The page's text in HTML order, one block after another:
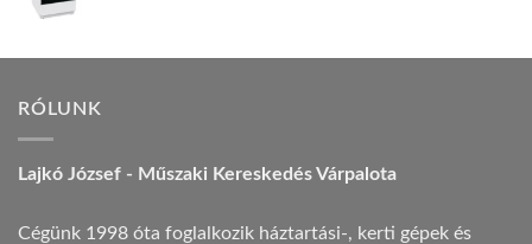
164.990 Ft.159.990 Ft.
RÓLUNK
Lajkó József - Műszaki Kereskedés Várpalota
Cégünk 1998 óta foglalkozik háztartási-, kerti gépek és